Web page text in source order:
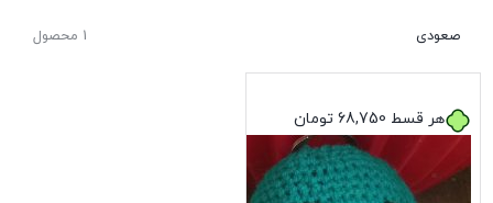
1 محصول صعودی
هر قسط 68,750 تومان